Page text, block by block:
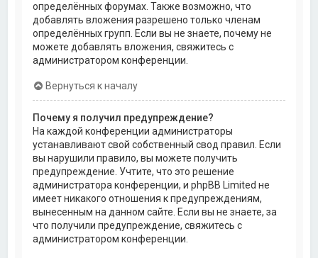
определённых форумах. Также возможно, что
добавлять вложения разрешено только членам
определённых групп. Если вы не знаете, почему не
можете добавлять вложения, свяжитесь с
администратором конференции.
Вернуться к началу
Почему я получил предупреждение?
На каждой конференции администраторы
устанавливают свой собственный свод правил. Если
вы нарушили правило, вы можете получить
предупреждение. Учтите, что это решение
администратора конференции, и phpBB Limited не
имеет никакого отношения к предупреждениям,
вынесенным на данном сайте. Если вы не знаете, за
что получили предупреждение, свяжитесь с
администратором конференции.